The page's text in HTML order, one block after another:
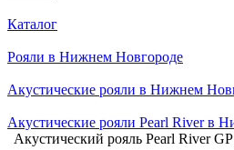
Каталог
Рояли в Нижнем Новгороде
Акустические рояли в Нижнем
Акустические рояли Pearl River в
Акустический рояль Pearl River